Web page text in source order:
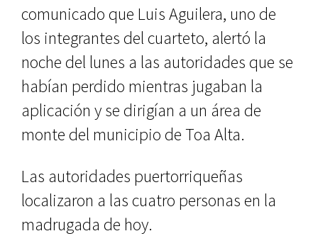
comunicado que Luis Aguilera, uno de
los integrantes del cuarteto, alertó la
noche del lunes a las autoridades que se
habían perdido mientras jugaban la
aplicación y se dirigían a un área de
monte del municipio de Toa Alta.
Las autoridades puertorriqueñas
localizaron a las cuatro personas en la
madrugada de hoy.